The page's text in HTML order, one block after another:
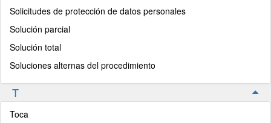
Solicitudes de protección de datos personales
Solución parcial
Solución total
Soluciones alternas del procedimiento
T
Toca